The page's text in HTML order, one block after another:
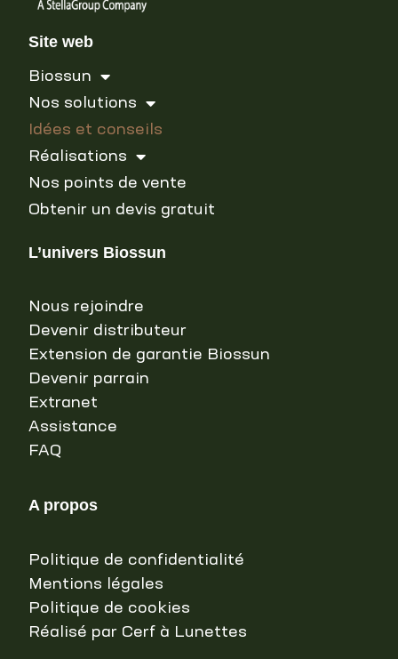
Site web
Biossun
Nos solutions
Idées et conseils
Réalisations
Nos points de vente
Obtenir un devis gratuit
L’univers Biossun
Nous rejoindre
Devenir distributeur
Extension de garantie Biossun
Devenir parrain
Extranet
Assistance
FAQ
A propos
Politique de confidentialité
Mentions légales
Politique de cookies
Réalisé par Cerf à Lunettes